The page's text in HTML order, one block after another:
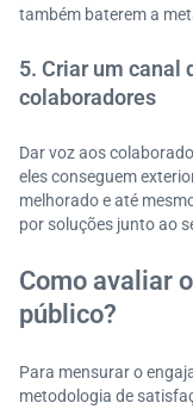
também baterem a
5. Criar um canal
colaboradores
Dar voz aos
eles conseguem
melhorado e até
por soluções junto ao
Como avaliar
público?
Para mensurar o
metodologia de